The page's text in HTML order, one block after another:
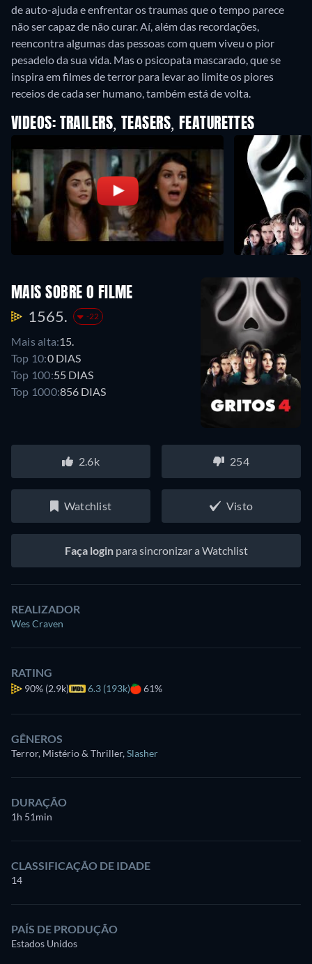
de auto-ajuda e enfrentar os traumas que o tempo parece
não ser capaz de não curar. Aí, além das recordações,
reencontra algumas das pessoas com quem viveu o pior
pesadelo da sua vida. Mas o psicopata mascarado, que se
inspira em filmes de terror para levar ao limite os piores
receios de cada ser humano, também está de volta.
VIDEOS: TRAILERS, TEASERS, FEATURETTES
MAIS SOBRE O FILME
1565. -22
Mais alta:15.
Top 10:0 DIAS
Top 100:55 DIAS
Top 1000:856 DIAS
2.6k 254
Watchlist Visto
Faça loginpara sincronizar a Watchlist
REALIZADOR
Wes Craven
RATING
90% (2.9k) 6.3 (193k) 61%
GÊNEROS
Terror, Mistério & Thriller,Slasher
DURAÇÃO
1h 51min
CLASSIFICAÇÃO DE IDADE
14
PAÍS DE PRODUÇÃO
Estados Unidos